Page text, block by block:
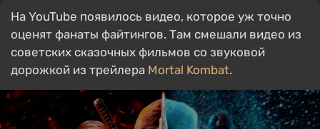
На YouTube появилось видео, которое уж точно
оценят фанаты файтингов. Там смешали видео из
советских сказочных фильмов со звуковой
дорожкой из трейлера Mortal Kombat.